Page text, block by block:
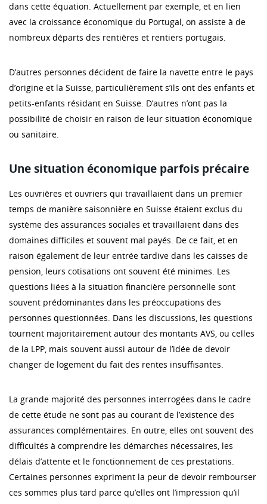
dans cette équation. Actuellement par exemple, et en lien
avec la croissance économique du Portugal, on assiste à de
nombreux départs des rentières et rentiers portugais.
D’autres personnes décident de faire la navette entre le pays
d’origine et la Suisse, particulièrement s’ils ont des enfants et
petits-enfants résidant en Suisse. D’autres n’ont pas la
possibilité de choisir en raison de leur situation économique
ou sanitaire.
Une situation économique parfois précaire
Les ouvrières et ouvriers qui travaillaient dans un premier
temps de manière saisonnière en Suisse étaient exclus du
système des assurances sociales et travaillaient dans des
domaines difficiles et souvent mal payés. De ce fait, et en
raison également de leur entrée tardive dans les caisses de
pension, leurs cotisations ont souvent été minimes. Les
questions liées à la situation financière personnelle sont
souvent prédominantes dans les préoccupations des
personnes questionnées. Dans les discussions, les questions
tournent majoritairement autour des montants AVS, ou celles
de la LPP, mais souvent aussi autour de l’idée de devoir
changer de logement du fait des rentes insuffisantes.
La grande majorité des personnes interrogées dans le cadre
de cette étude ne sont pas au courant de l’existence des
assurances complémentaires. En outre, elles ont souvent des
difficultés à comprendre les démarches nécessaires, les
délais d’attente et le fonctionnement de ces prestations.
Certaines personnes expriment la peur de devoir rembourser
ces sommes plus tard parce qu’elles ont l’impression qu’il